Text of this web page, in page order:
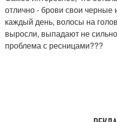
отлично - брови свои
каждый день, волосы на
выросли, выпадают не
проблема с ресницами???